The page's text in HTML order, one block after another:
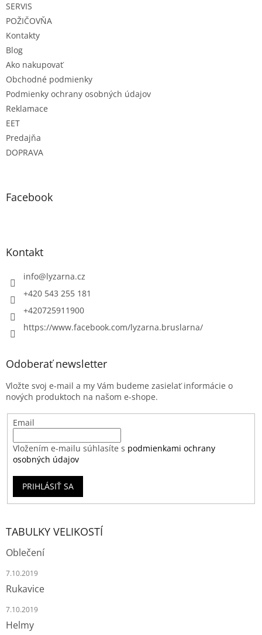
SERVIS
POŽIČOVŇA
Kontakty
Blog
Ako nakupovať
Obchodné podmienky
Podmienky ochrany osobných údajov
Reklamace
EET
Predajňa
DOPRAVA
Facebook
Kontakt
info@lyzarna.cz
+420 543 255 181
+420725911900
https://www.facebook.com/lyzarna.bruslarna/
Odoberať newsletter
Vložte svoj e-mail a my Vám budeme zasielať informácie o
nových produktoch na našom e-shope.
Email
Vložením e-mailu súhlasíte s podmienkami ochrany
osobných údajov
PRIHLÁSIŤ SA
TABULKY VELIKOSTÍ
Oblečení
7.10.2019
Rukavice
7.10.2019
Helmy